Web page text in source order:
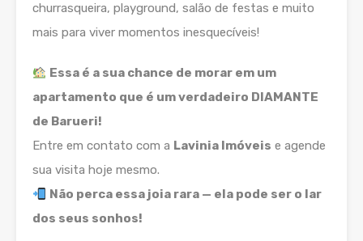
churrasqueira, playground, salão de festas e muito
mais para viver momentos inesquecíveis!
Essa é a sua chance de morar em um
apartamento que é um verdadeiro DIAMANTE
de Barueri!
Entre em contato com a Lavinia Imóveis e agende
sua visita hoje mesmo.
Não perca essa joia rara — ela pode ser o lar
dos seus sonhos!